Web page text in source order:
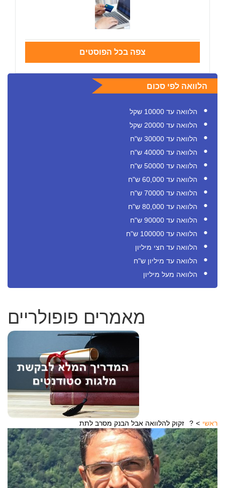
צפה בכל הפוסטים
הלוואה לפי סכום
הלוואה עד 10000 שקל
הלוואה עד 20000 שקל
הלוואה עד 30000 ש"ח
הלוואה עד 40000 ש"ח
הלוואה עד 50000 ש"ח
הלוואה עד 60,000 ש"ח
הלוואה עד 70000 ש"ח
הלוואה עד 80,000 ש"ח
הלוואה עד 90000 ש"ח
הלוואה עד 100000 ש"ח
הלוואה עד חצי מיליון
הלוואה עד מיליון ש"ח
הלוואה מעל מיליון
מאמרים פופולריים
ראשי זקוק להלוואה אבל הבנק מסרב לתת?